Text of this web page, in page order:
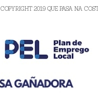
COPYRIGHT 2019 QUE PASA NA